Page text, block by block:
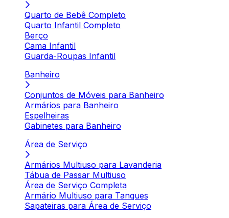
Quarto de Bebê Completo
Quarto Infantil Completo
Berço
Cama Infantil
Guarda-Roupas Infantil
Banheiro
Conjuntos de Móveis para Banheiro
Armários para Banheiro
Espelheiras
Gabinetes para Banheiro
Área de Serviço
Armários Multiuso para Lavanderia
Tábua de Passar Multiuso
Área de Serviço Completa
Armário Multiuso para Tanques
Sapateiras para Área de Serviço